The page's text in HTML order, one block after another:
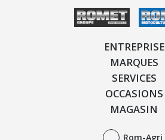
ENTREPRISE
MARQUES
SERVICES
OCCASIONS
MAGASIN
Rom-Agri